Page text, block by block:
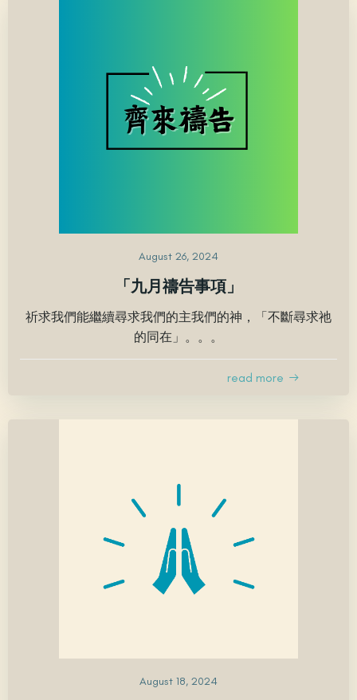
August 26, 2024
「九月禱告事項」
祈求我們能繼續尋求我們的主我們的神，「不斷尋求祂
的同在」。。。
read more
August 18, 2024